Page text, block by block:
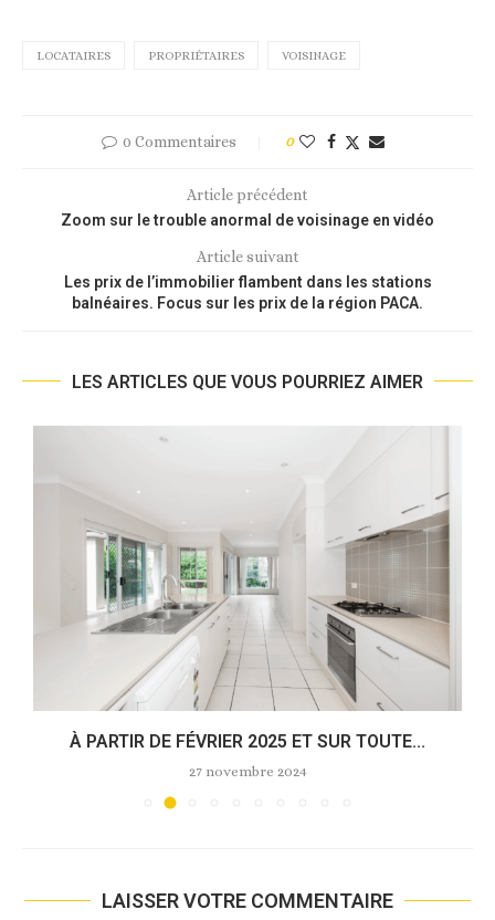
LOCATAIRES PROPRIÉTAIRES VOISINAGE
0 Commentaires 0
Article précédent
Zoom sur le trouble anormal de voisinage en vidéo
Article suivant
Les prix de l’immobilier flambent dans les stations
balnéaires. Focus sur les prix de la région PACA.
LES ARTICLES QUE VOUS POURRIEZ AIMER
À PARTIR DE FÉVRIER 2025 ET SUR TOUTE...
27 novembre 2024
LAISSER VOTRE COMMENTAIRE